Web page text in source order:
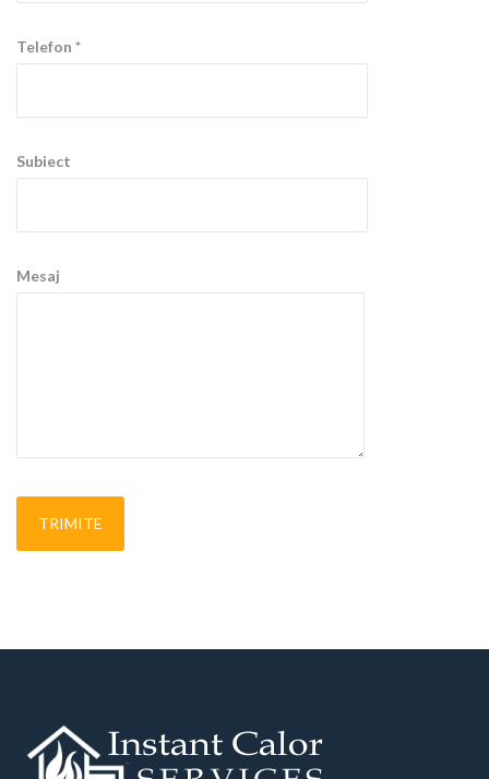
Telefon *
Subiect
Mesaj